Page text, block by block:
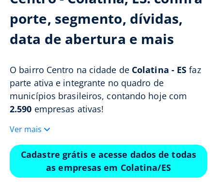
porte, segmento, dívidas,
data de abertura e mais
O bairro Centro na cidade de Colatina - ES faz
parte ativa e integrante no quadro de
municípios brasileiros, contando hoje com
2.590 empresas ativas!
Ver mais
Cadastre grátis e acesse dados de todas
as empresas em Colatina/ES